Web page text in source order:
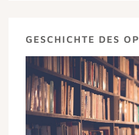
GESCHICHTE DES